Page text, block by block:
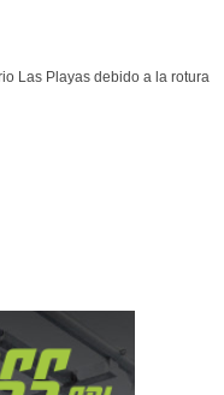
Las Playas debido a la rotura